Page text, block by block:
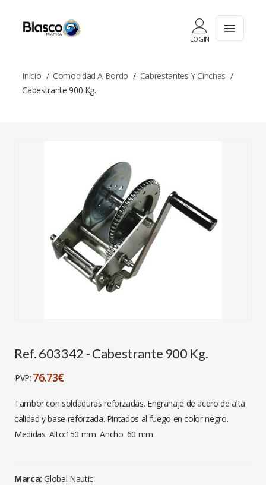
LOGIN
Inicio Comodidad A Bordo
Cabrestantes Y Cinchas
Cabestrante 900 Kg.
Ref. 603342 - Cabestrante 900 Kg.
PVP: 76.73€
Tambor con soldaduras reforzadas. Engranaje de acero de alta
calidad y base reforzada. Pintados al fuego en color negro.
Medidas: Alto:150 mm. Ancho: 60 mm.
Marca:Global Nautic